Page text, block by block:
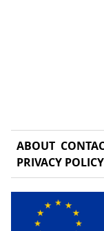
ABOUT
PRIVACY POLICY